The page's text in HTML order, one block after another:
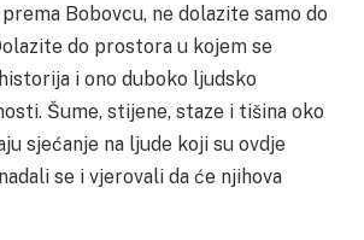
Bobovcu, ne dolazite samo do
do prostora u kojem se
i ono duboko ljudsko
Šume, stijene, staze i tišina oko
sjećanje na ljude koji su ovdje
se i vjerovali da će njihova